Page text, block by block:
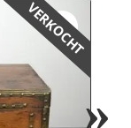
VERKOCHT